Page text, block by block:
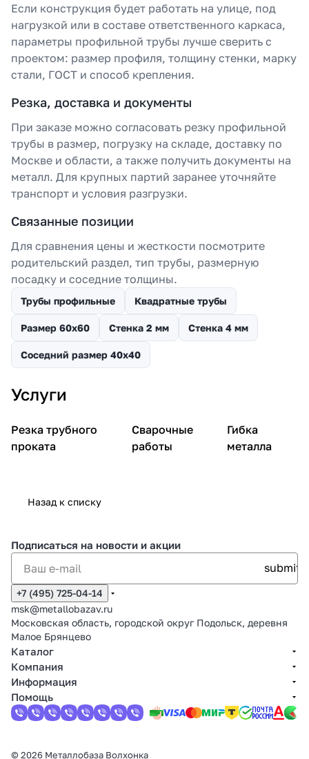
Если конструкция будет работать на улице, под
нагрузкой или в составе ответственного каркаса,
параметры профильной трубы лучше сверить с
проектом: размер профиля, толщину стенки, марку
стали, ГОСТ и способ крепления.
Резка, доставка и документы
При заказе можно согласовать резку профильной
трубы в размер, погрузку на складе, доставку по
Москве и области, а также получить документы на
металл. Для крупных партий заранее уточняйте
транспорт и условия разгрузки.
Связанные позиции
Для сравнения цены и жесткости посмотрите
родительский раздел, тип трубы, размерную
посадку и соседние толщины.
Трубы профильные Квадратные трубы
Размер 60х60 Стенка 2 мм Стенка 4 мм
Соседний размер 40х40
Услуги
Резка трубного
проката
Сварочные
работы
Гибка
металла
Назад к списку
Подписаться на новости и акции
+7 (495) 725-04-14
msk@metallobazav.ru
Московская область, городской округ Подольск, деревня
Малое Брянцево
Каталог
Компания
Информация
Помощь
© 2026 Металлобаза Волхонка